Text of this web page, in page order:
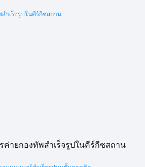
ค่ายกองทัพสำเร็จรูปในคีร์กีซสถาน